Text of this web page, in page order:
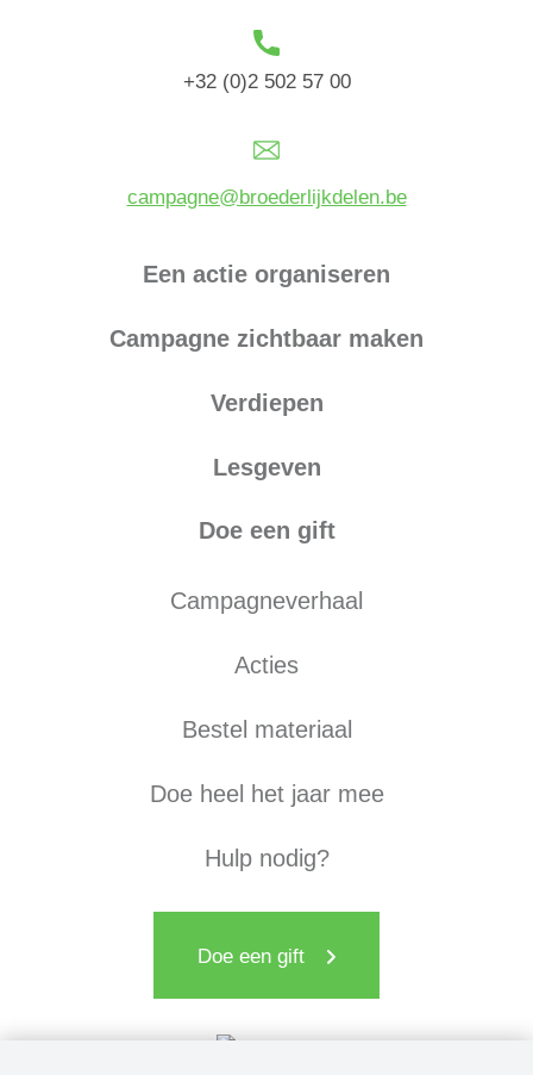
+32 (0)2 502 57 00
campagne@broederlijkdelen.be
Een actie organiseren
Campagne zichtbaar maken
Verdiepen
Lesgeven
Doe een gift
Campagneverhaal
Acties
Bestel materiaal
Doe heel het jaar mee
Hulp nodig?
Doe een gift